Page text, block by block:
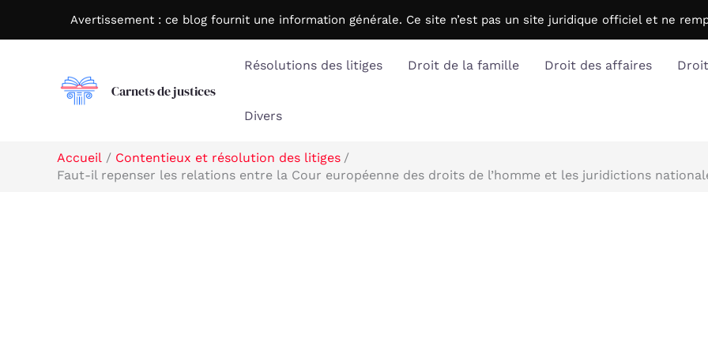
Avertissement : ce blog fournit une information générale. Ce site n’est pas un site juridique officiel et ne
Carnets de justices
Résolutions des litiges Droit de la famille Droit des affaires
Divers
Accueil
Contentieux et résolution des litiges
Faut-il repenser les relations entre la Cour européenne des droits de l’homme et les juridictions